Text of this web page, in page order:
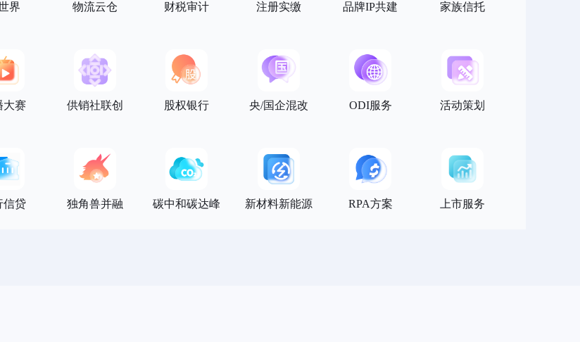
界 物流云仓 财税审计 注册实缴 品牌IP共建 家族信托
大赛 供销社联创 股权银行 央/国企混改 ODI服务 活动策划
信贷 独角兽并融 碳中和碳达峰 新材料新能源 RPA方案 上市服务